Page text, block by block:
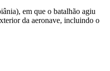
em que o batalhão agiu
da aeronave, incluindo o